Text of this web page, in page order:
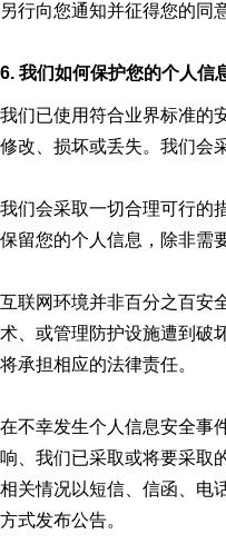
另行向您通知并征得您的同
6. 我们如何保护您的个人信
我们已使用符合业界标准的
修改、损坏或丢失。我们会
我们会采取一切合理可行的
保留您的个人信息，除非需
互联网环境并非百分之百安
术、或管理防护设施遭到破
将承担相应的法律责任。
在不幸发生个人信息安全事
响、我们已采取或将要采取
相关情况以短信、信函、电
方式发布公告。